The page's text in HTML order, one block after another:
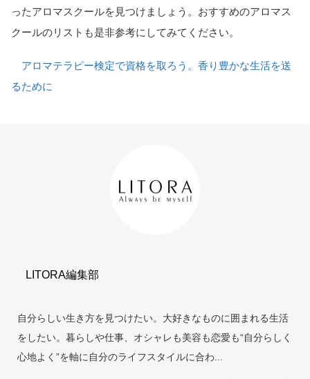
ったアロマスクールを見つけましょう。おすすめのアロマス
クールのリストも是非参考にしてみてください。
アロマテラピー検定で資格を取ろう。香り豊かな生活を送
るために
LITORA編集部
自分らしい生き方を見つけたい。大好きなものに囲まれる生活
をしたい。暮らしや仕事、オシャレも美容も恋愛も“自分らしく
心地よく”を軸に自分のライフスタイルに合わ...